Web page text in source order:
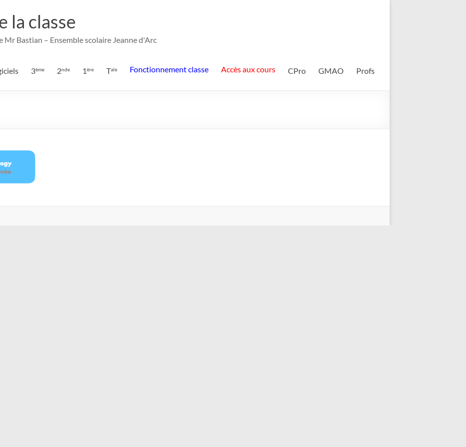
la classe
Mr Bastian – Ensemble scolaire Jeanne d'Arc
3ème 2nde 1ère Tale Fonctionnement classe Accès aux cours CPro GMAO Profs